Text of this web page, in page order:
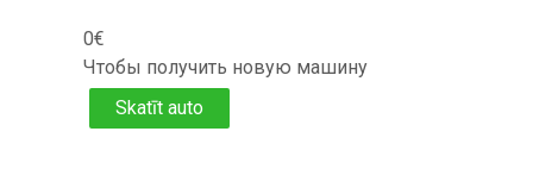
0€
Чтобы получить новую машину
Skatīt auto